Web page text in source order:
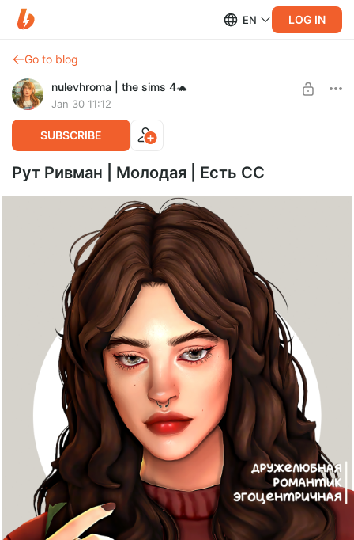
EN LOG IN
Go to blog
nulevhroma | the sims 4🐢
Jan 30 11:12
SUBSCRIBE
Рут Ривман | Молодая | Есть СС